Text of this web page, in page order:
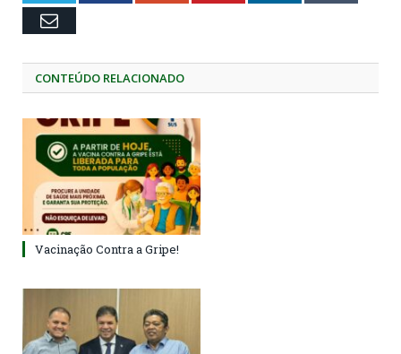
Email
CONTEÚDO RELACIONADO
Vacinação Contra a Gripe!